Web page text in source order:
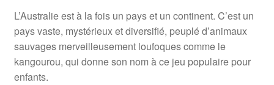
L’Australie est à la fois un pays et un continent. C’est un
pays vaste, mystérieux et diversifié, peuplé d’animaux
sauvages merveilleusement loufoques comme le
kangourou, qui donne son nom à ce jeu populaire pour
enfants.